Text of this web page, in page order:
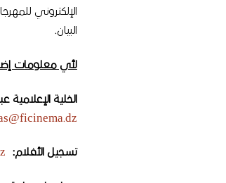
الإلكتروني
البيان.
لأي معلومات
الخلية الإعلامية
تسجيلالأفلام: